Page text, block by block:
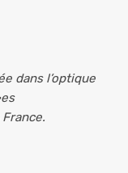
dans l’optique